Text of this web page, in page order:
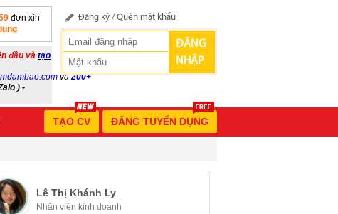
đơn xin
đầu và tạo
và 200+
) -
Đăng ký /Quên mật khẩu
ĐĂNG
NHẬP
ĐĂNG TUYỂN DỤNG
TẠO CV
Lê Thị Khánh Ly
Nhân viên kinh doanh